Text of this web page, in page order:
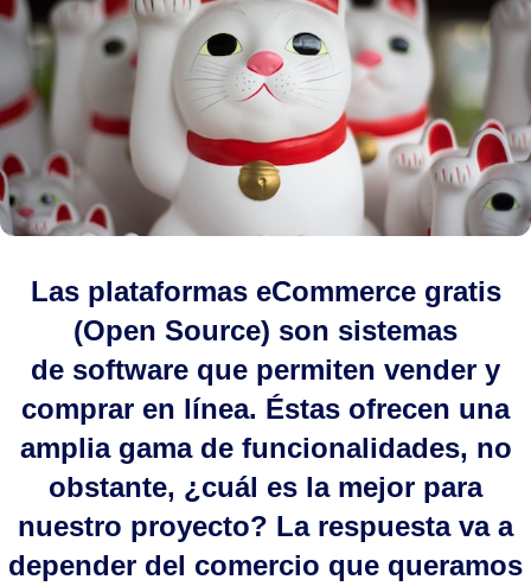
Las plataformas eCommerce gratis
(Open Source) son sistemas
de software que permiten vender y
comprar en línea. Éstas ofrecen una
amplia gama de funcionalidades, no
obstante, ¿cuál es la mejor para
nuestro proyecto? La respuesta va a
depender del comercio que queramos